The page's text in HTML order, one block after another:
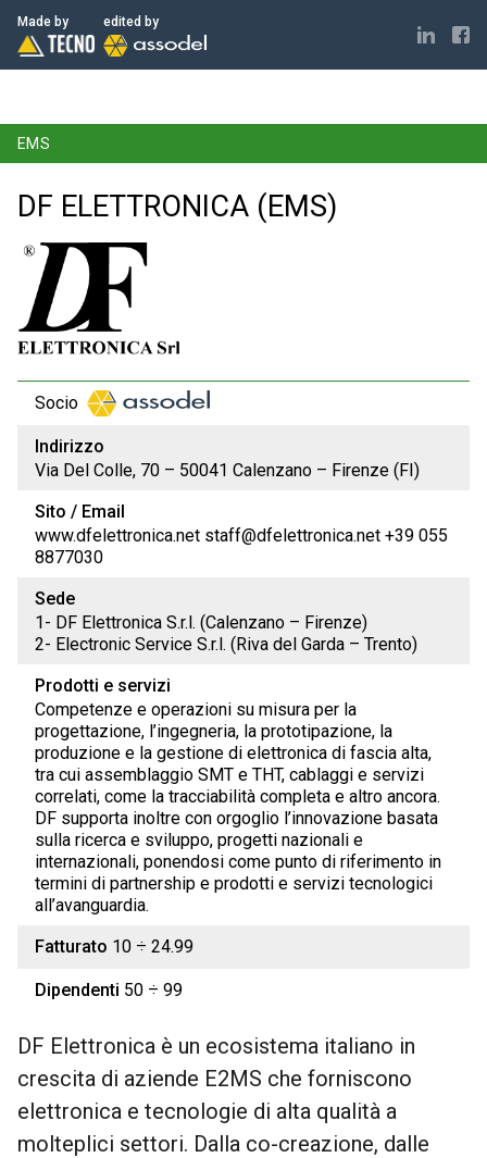
Made by edited by
ELECTRONICS MADE IN ITALY
EMS
DF ELETTRONICA (EMS)
Socio
Indirizzo
Via Del Colle, 70 – 50041 Calenzano – Firenze (FI)
Sito / Email
www.dfelettronica.net staff@dfelettronica.net +39 055
8877030
Sede
1- DF Elettronica S.r.l. (Calenzano – Firenze)
2- Electronic Service S.r.l. (Riva del Garda – Trento)
Prodotti e servizi
Competenze e operazioni su misura per la
progettazione, l’ingegneria, la prototipazione, la
produzione e la gestione di elettronica di fascia alta,
tra cui assemblaggio SMT e THT, cablaggi e servizi
correlati, come la tracciabilità completa e altro ancora.
DF supporta inoltre con orgoglio l’innovazione basata
sulla ricerca e sviluppo, progetti nazionali e
internazionali, ponendosi come punto di riferimento in
termini di partnership e prodotti e servizi tecnologici
all’avanguardia.
Fatturato 10 ÷ 24.99
Dipendenti 50 ÷ 99
DF Elettronica è un ecosistema italiano in
crescita di aziende E2MS che forniscono
elettronica e tecnologie di alta qualità a
molteplici settori. Dalla co-creazione, dalle